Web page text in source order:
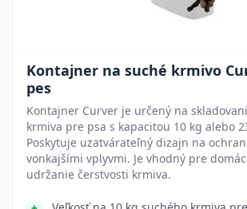
Kontajner na suché krmivo
pes
Kontajner Curver je určený na
krmiva pre psa s kapacitou 10 kg alebo
Poskytuje uzatvárateľný dizajn na
vonkajšími vplyvmi. Je vhodný pre
udržanie čerstvosti krmiva.